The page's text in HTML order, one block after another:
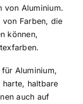
von Aluminium.
Farben, die
können,
Aluminium,
haltbare
auch auf